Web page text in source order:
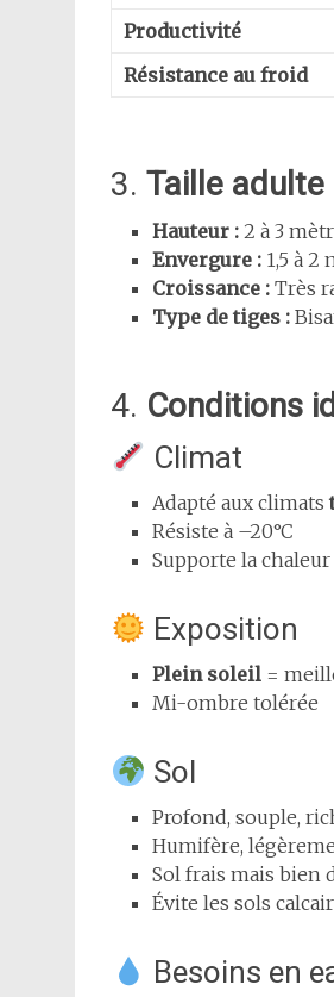
Productivité
Résistance au froid
3. Taille adulte
Hauteur : 2 à 3
Envergure : 1,5 à 2
Croissance : Très
Type de tiges :
4. Conditions
Climat
Adapté aux climats
Résiste à –20°C
Supporte la
Exposition
Plein soleil =
Mi-ombre tolérée
Sol
Profond, souple,
Humifère,
Sol frais mais bien
Évite les sols
Besoins en